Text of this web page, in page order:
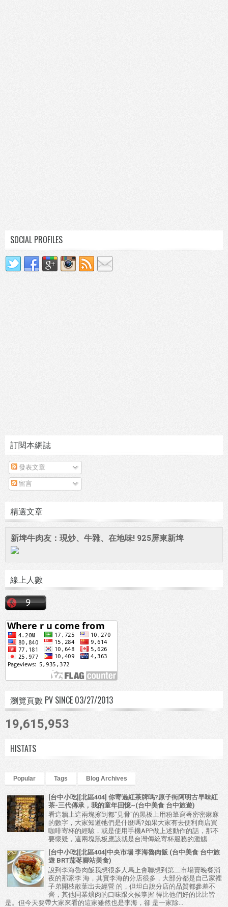
SOCIAL PROFILES
訂閱本網誌
發表文章
留言
精選文章
新埤牛肉友：現炒、牛雜、在地味! 925屏東新埤
線上人數
瀏覽頁數 PV SINCE 03/27/2013
19,615,953
HISTATS
Popular Tags Blog Archives
[台中小吃][北區404] 你寄過紅茶牌嗎?原子街阿明古早味紅
茶-三代傳承，我的童年回憶~(台中美食 台中旅遊)
看這牆上這兩塊擦到都"見骨"的黑板上用粉筆寫著密密麻麻
的數字，大家知道牠們是什麼嗎?如果大家有去便利商店買
咖啡寄杯的經驗，或是使用手機APP做上述動作的話，那不
要懷疑，這兩塊黑板應該就是台灣傳統寄杯服務的濫觴....
[台中小吃][北區404]中央市場 李海魯肉飯 (台中美食 台中旅
遊 BRT茄苳腳站美食)
說到李海魯肉飯我想很多人馬上會聯想到第二市場賣晚餐消
夜的那家李 海，其實李海的分店很多，大部分都是自己家裡
子弟開枝散葉出去經營 的，但坦白說分店的品質都參差不
齊，其他同業爌肉的口味跟火候掌握 得比他們好的比比皆
是。但今天要帶大家來看的這家雖然也是李海，卻 是一家除...